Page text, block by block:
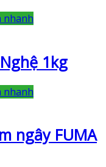
nhanh
1kg
nhanh
ngây FUMA